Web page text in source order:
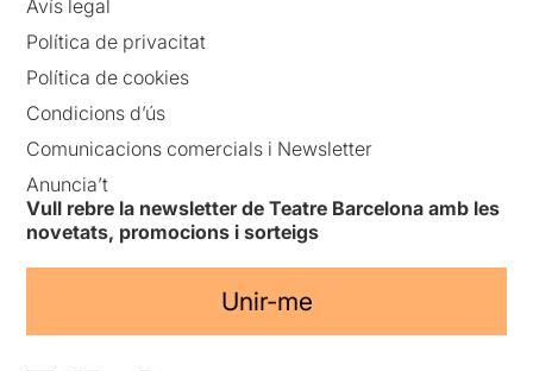
Avís legal
Política de privacitat
Política de cookies
Condicions d’ús
Comunicacions comercials i Newsletter
Anuncia’t
Vull rebre la newsletter de Teatre Barcelona amb les
novetats, promocions i sorteigs
Unir-me